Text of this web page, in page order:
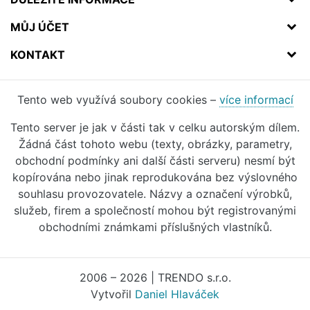
MŮJ ÚČET
KONTAKT
Tento web využívá soubory cookies – více informací
Tento server je jak v části tak v celku autorským dílem.
Žádná část tohoto webu (texty, obrázky, parametry,
obchodní podmínky ani další části serveru) nesmí být
kopírována nebo jinak reprodukována bez výslovného
souhlasu provozovatele. Názvy a označení výrobků,
služeb, firem a společností mohou být registrovanými
obchodními známkami příslušných vlastníků.
2006 – 2026 | TRENDO s.r.o.
Vytvořil Daniel Hlaváček